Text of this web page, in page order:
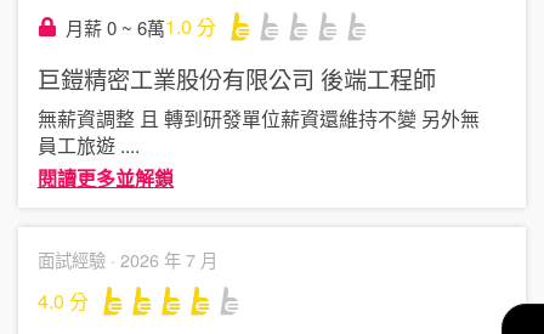
月薪 0 ~ 6萬1.0 分
巨鎧精密工業股份有限公司 後端工程師
無薪資調整 且 轉到研發單位薪資還維持不變 另外無
員工旅遊 ....
閱讀更多並解鎖
面試經驗 · 2026 年 7 月
4.0 分